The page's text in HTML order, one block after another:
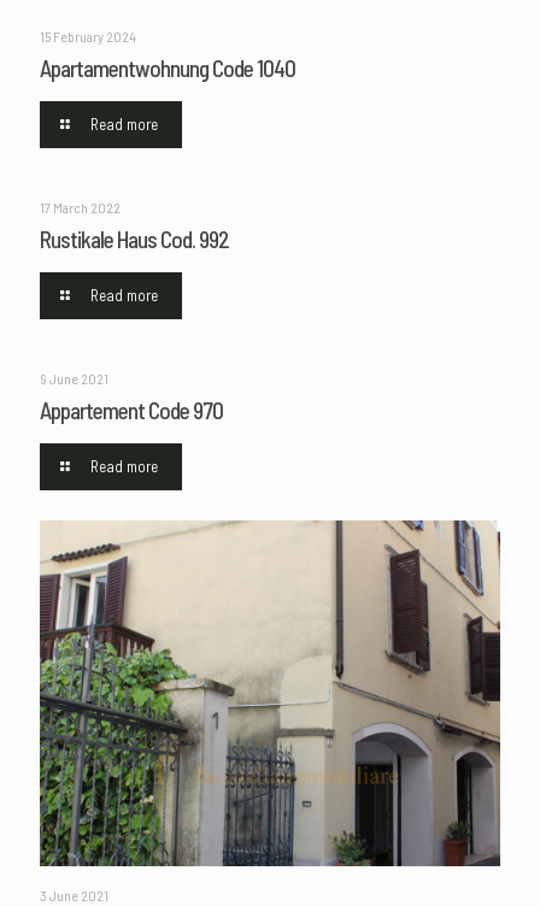
15 February 2024
Apartamentwohnung Code 1040
Read more
17 March 2022
Rustikale Haus Cod. 992
Read more
9 June 2021
Appartement Code 970
Read more
3 June 2021